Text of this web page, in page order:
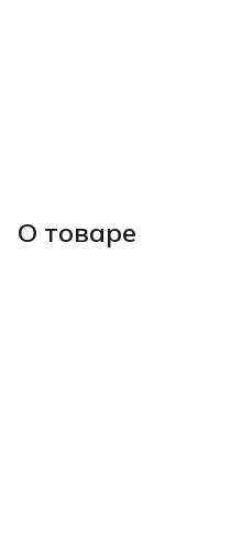
О товаре